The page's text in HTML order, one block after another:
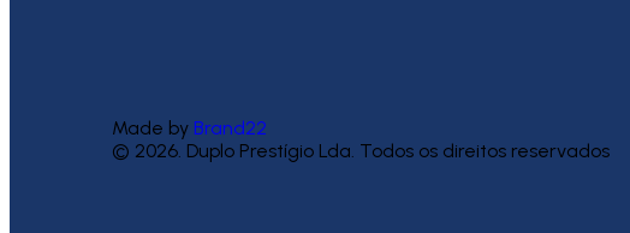
Made by Brand22
© 2026. Duplo Prestígio Lda. Todos os direitos reservados